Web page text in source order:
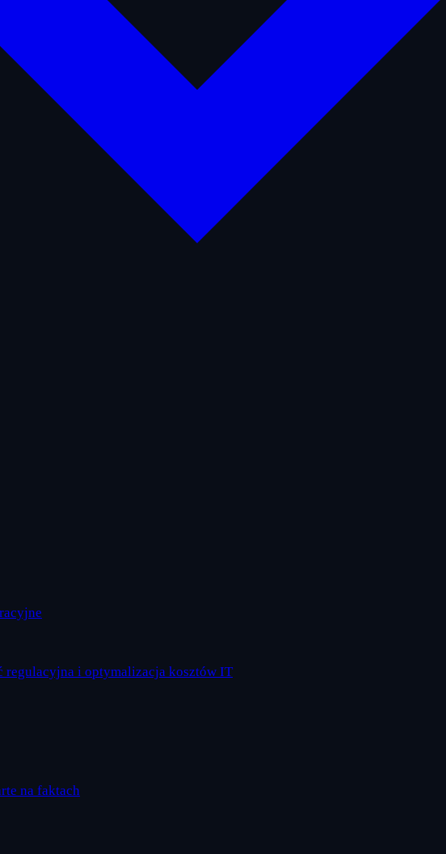
regulacyjna i optymalizacja kosztów IT
na faktach